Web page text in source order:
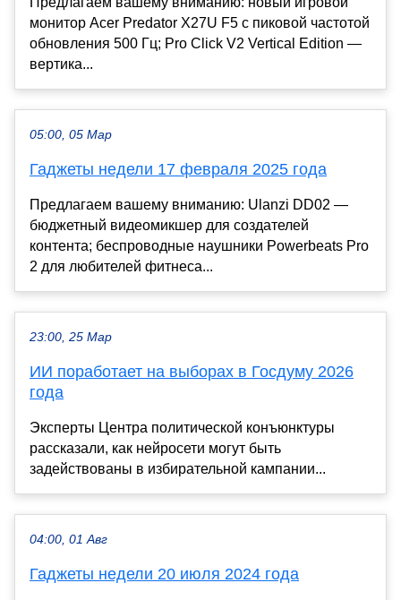
монитор Acer Predator X27U F5 с пиковой частотой
обновления 500 Гц; Pro Click V2 Vertical Edition —
вертика...
05:00, 05 Мар
Гаджеты недели 17 февраля 2025 года
Предлагаем вашему вниманию: Ulanzi DD02 —
бюджетный видеомикшер для создателей
контента; беспроводные наушники Powerbeats Pro
2 для любителей фитнеса...
23:00, 25 Мар
ИИ поработает на выборах в Госдуму 2026
года
Эксперты Центра политической конъюнктуры
рассказали, как нейросети могут быть
задействованы в избирательной кампании...
04:00, 01 Авг
Гаджеты недели 20 июля 2024 года